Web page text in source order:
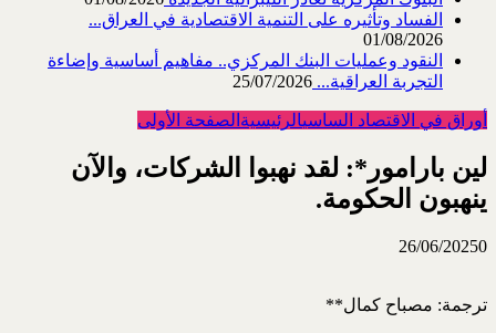
الفساد وتأثيره على التنمية الاقتصادية في العراق...
01/08/2026
النقود وعمليات البنك المركزي.. مفاهيم أساسية وإضاءة
التجربة العراقية... 25/07/2026
أوراق في الاقتصاد الساسيالرئيسية الصفحة الأولى
لين بارامور*: لقد نهبوا الشركات، والآن
‏ينهبون الحكومة.
26/06/20250
ترجمة: مصباح كمال**‏